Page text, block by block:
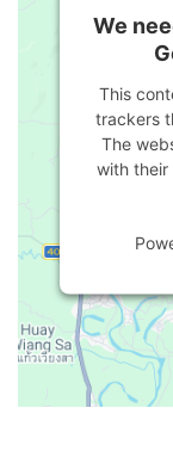
We
This
trackers
The
with their